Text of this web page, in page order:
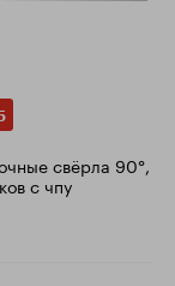
свёрла 90°,
с чпу